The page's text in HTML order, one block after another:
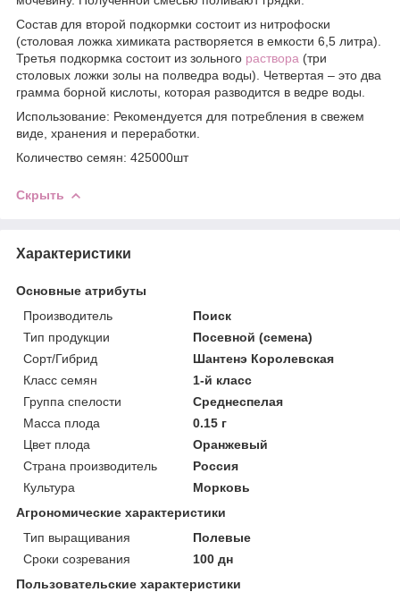
Состав для второй подкормки состоит из нитрофоски
(столовая ложка химиката растворяется в емкости 6,5 литра).
Третья подкормка состоит из зольного раствора (три
столовых ложки золы на полведра воды). Четвертая – это два
грамма борной кислоты, которая разводится в ведре воды.
Использование: Рекомендуется для потребления в свежем
виде, хранения и переработки.
Количество семян: 425000шт
Скрыть
Характеристики
Основные атрибуты
Производитель
Поиск
Тип продукции
Посевной (семена)
Сорт/Гибрид
Шантенэ Королевская
Класс семян
1-й класс
Группа спелости
Среднеспелая
Масса плода
0.15 г
Цвет плода
Оранжевый
Страна производитель
Россия
Культура
Морковь
Агрономические характеристики
Тип выращивания
Полевые
Сроки созревания
100 дн
Пользовательские характеристики